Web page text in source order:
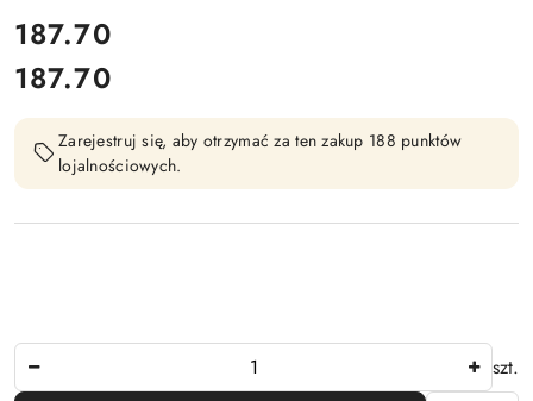
cena:
187.70
Cena:
187.70
Zarejestruj się, aby otrzymać za ten zakup 188 punktów
lojalnościowych.
szt.